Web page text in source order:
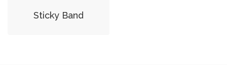
Sticky Band